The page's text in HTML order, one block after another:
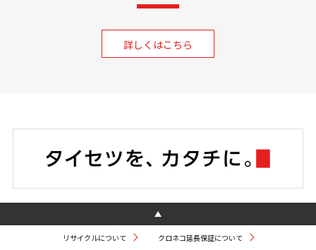
詳しくはこちら
リサイクルについて クロネコ延長保証について